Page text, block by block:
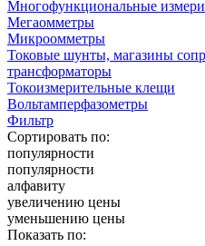
Многофункциональные
Мегаомметры
Микроомметры
Токовые шунты, магазины
трансформаторы
Токоизмерительные клещи
Вольтамперфазометры
Фильтр
Сортировать по:
популярности
популярности
алфавиту
увеличению цены
уменьшению цены
Показать по: